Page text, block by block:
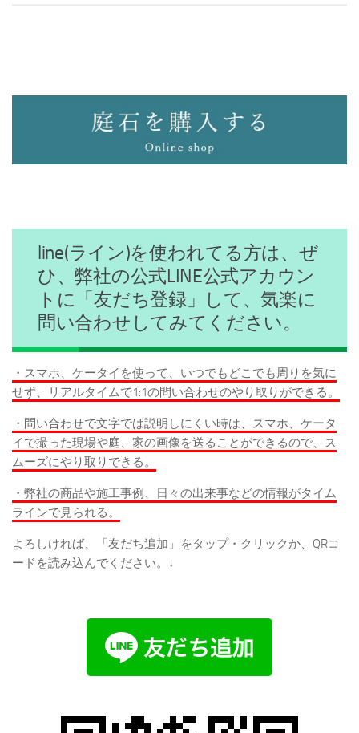
line(ライン)を使われてる方は、ぜ
ひ、弊社の公式LINE公式アカウン
トに「友だち登録」して、気楽に
問い合わせしてみてください。
・スマホ、ケータイを使って、いつでもどこでも周りを気に
せず、リアルタイムで1:1の問い合わせのやり取りができる。
・問い合わせで文字では説明しにくい時は、スマホ、ケータ
イで撮った現場や庭、家の画像を送ることができるので、ス
ムーズにやり取りできる。
・弊社の商品や施工事例、日々の出来事などの情報がタイム
ラインで見られる。
よろしければ、「友だち追加」をタップ・クリックか、QRコ
ードを読み込んでください。↓